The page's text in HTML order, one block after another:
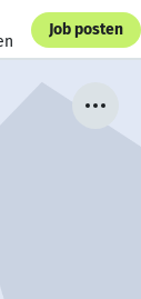
Job posten